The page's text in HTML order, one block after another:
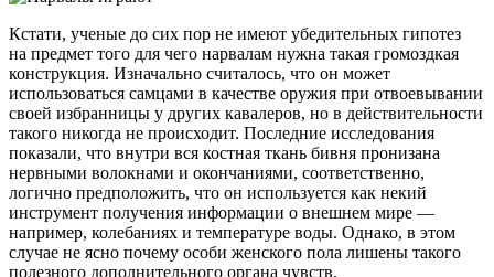
Кстати, ученые до сих пор не имеют убедительных гипотез
на предмет того для чего нарвалам нужна такая громоздкая
конструкция. Изначально считалось, что он может
использоваться самцами в качестве оружия при отвоевывании
своей избранницы у других кавалеров, но в действительности
такого никогда не происходит. Последние исследования
показали, что внутри вся костная ткань бивня пронизана
нервными волокнами и окончаниями, соответственно,
логично предположить, что он используется как некий
инструмент получения информации о внешнем мире —
например, колебаниях и температуре воды. Однако, в этом
случае не ясно почему особи женского пола лишены такого
полезного дополнительного органа чувств.